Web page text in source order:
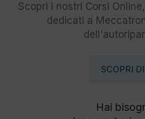
Scopri i nostri Corsi
dedicati a
SCOPRI
Hai